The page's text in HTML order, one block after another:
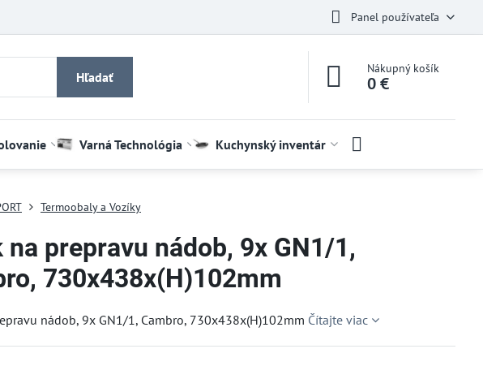
Panel používateľa
Hľadať
Nákupný košík
0 €
Varná Technológia Kuchynský inventár
Termoobaly a Vozíky
na prepravu nádob, 9x GN1/1,
730x438x(H)102mm
nádob, 9x GN1/1, Cambro, 730x438x(H)102mm Čítajte viac